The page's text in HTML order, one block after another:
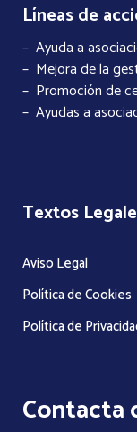
Líneas de
– Ayuda a
– Mejora de la
– Promoción de
– Ayudas a
Textos
Aviso Legal
Política de Cookies
Política de
Contacta